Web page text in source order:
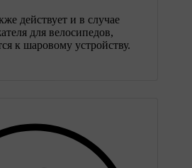
действует и в случае
для велосипедов,
к шаровому устройству.